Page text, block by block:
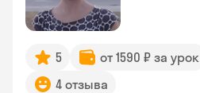
5 от 1590 ₽ за урок
4 отзыва